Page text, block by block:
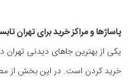
پاساژ‌ها و مراکز خرید برای تهران
یکی از بهترین جاهای دیدنی تهران
خرید کردن است. در این بخش از